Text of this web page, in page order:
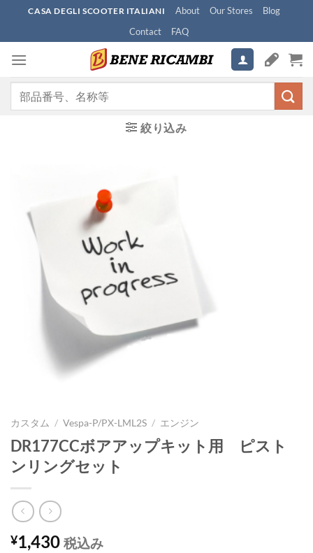
content
CASA DEGLI SCOOTER ITALIANI About Our Stores
Blog
Contact
FAQ
絞り込み
カスタム / Vespa-P/PX-LML2S / エンジン
DR177CCボアアップキット用 ピスト
ンリングセット
¥1,430 税込み